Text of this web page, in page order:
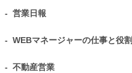
- 営業日報
- WEBマネージャーの仕事と役割
- 不動産営業